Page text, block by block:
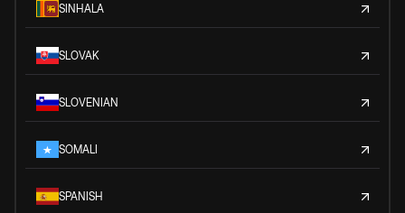
SINHALA
SLOVAK
SLOVENIAN
SOMALI
SPANISH